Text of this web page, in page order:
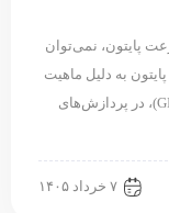
پایتون، نمی‌توان
به دلیل ماهیت
مفسری و محدودیت‌های قفل مفسر سراسری (GIL)، در پردازش‌های
۷ خرداد ۱۴۰۵